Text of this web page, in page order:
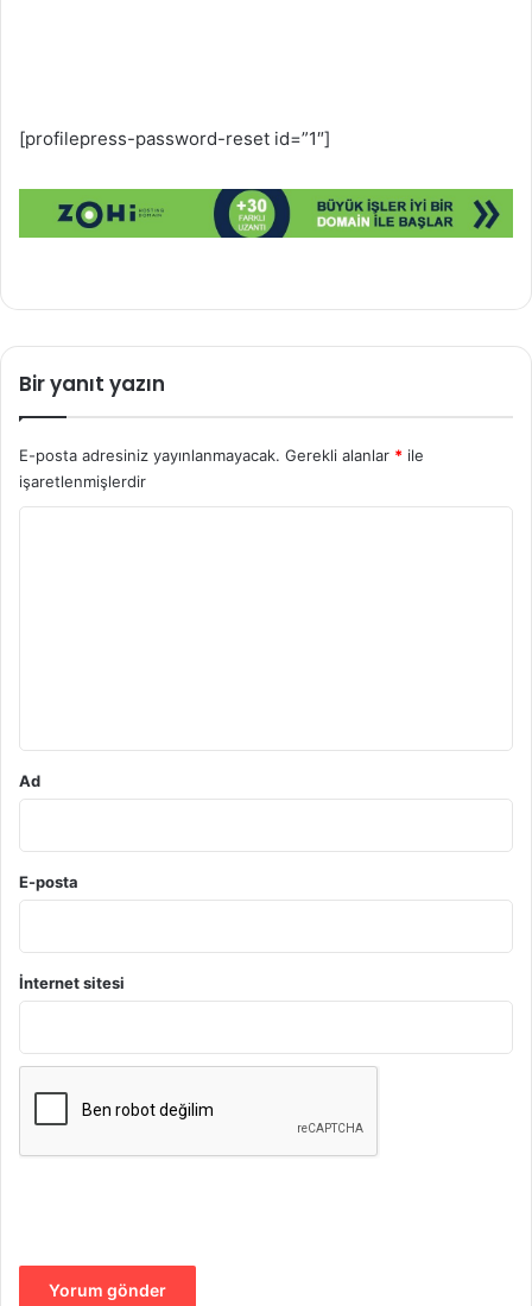
[profilepress-password-reset id=”1″]
Bir yanıt yazın
E-posta adresiniz yayınlanmayacak. Gerekli alanlar * ile
işaretlenmişlerdir
Ad
E-posta
İnternet sitesi